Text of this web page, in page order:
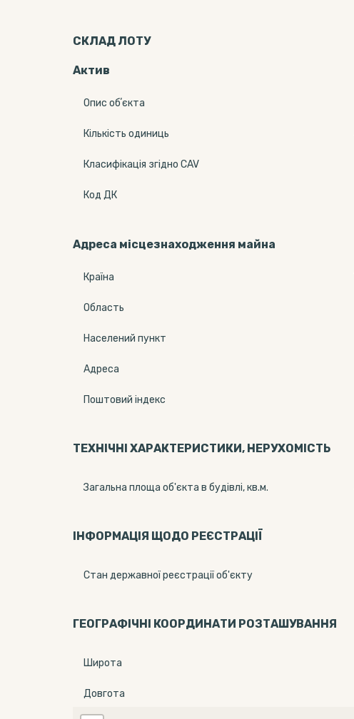
СКЛАД ЛОТУ
Актив
Опис обʼєкта
Кількість одиниць
Класифікація згідно CAV
Код ДК
Адреса місцезнаходження майна
Країна
Область
Населений пункт
Адреса
Поштовий індекс
ТЕХНІЧНІ ХАРАКТЕРИСТИКИ, НЕРУХОМІСТЬ
Загальна площа об'єкта в будівлі, кв.м.
ІНФОРМАЦІЯ ЩОДО РЕЄСТРАЦІЇ
Стан державної реєстрації об'єкту
ГЕОГРАФІЧНІ КООРДИНАТИ РОЗТАШУВАННЯ
Широта
Довгота